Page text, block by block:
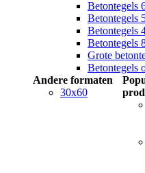
Betontegels
Betontegels
Betontegels
Betontegels
Grote
Betontegels
Andere formaten
30x60